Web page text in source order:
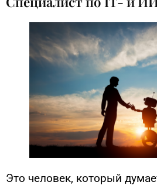
Это человек, который